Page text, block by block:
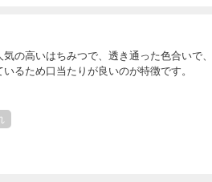
の高いはちみつで、透き通った色合いで、
るため口当たりが良いのが特徴です。